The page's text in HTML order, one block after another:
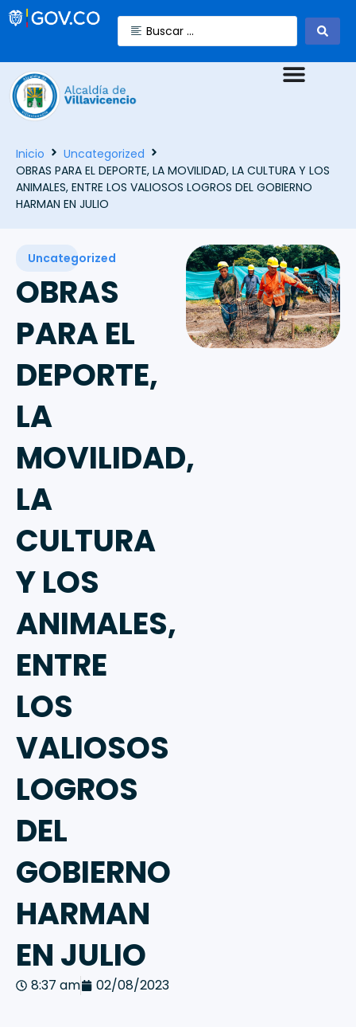
Inicio
Uncategorized
OBRAS PARA EL DEPORTE, LA MOVILIDAD, LA CULTURA Y LOS
ANIMALES, ENTRE LOS VALIOSOS LOGROS DEL GOBIERNO
HARMAN EN JULIO
Uncategorized
OBRAS
PARA EL
DEPORTE,
LA
MOVILIDAD,
LA
CULTURA
Y LOS
ANIMALES,
ENTRE
LOS
VALIOSOS
LOGROS
DEL
GOBIERNO
HARMAN
EN JULIO
8:37 am 02/08/2023